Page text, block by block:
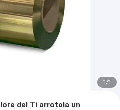
1/1
del Ti arrotola un